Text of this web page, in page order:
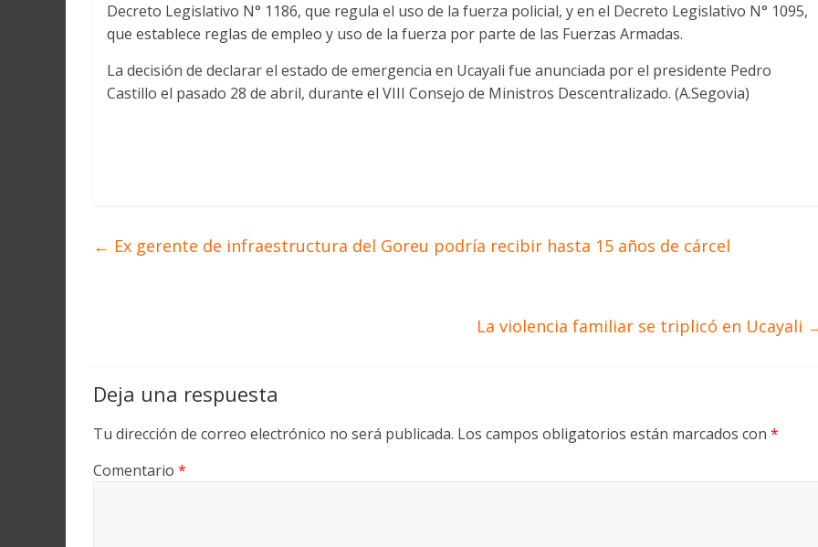
Decreto Legislativo N° 1186, que regula el uso de la fuerza policial, y en el Decreto Legislativo N° 1095,
que establece reglas de empleo y uso de la fuerza por parte de las Fuerzas Armadas.
La decisión de declarar el estado de emergencia en Ucayali fue anunciada por el presidente Pedro
Castillo el pasado 28 de abril, durante el VIII Consejo de Ministros Descentralizado. (A.Segovia)
← Ex gerente de infraestructura del Goreu podría recibir hasta 15 años de cárcel
La violencia familiar se triplicó en Ucayali
Deja una respuesta
Tu dirección de correo electrónico no será publicada. Los campos obligatorios están marcados con *
Comentario *